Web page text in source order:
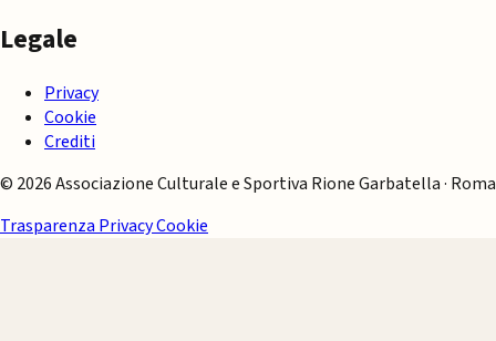
Legale
Privacy
Cookie
Crediti
© 2026 Associazione Culturale e Sportiva Rione Garbatella · Roma
Trasparenza PrivacyCookie